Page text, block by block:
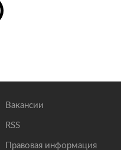
Вакансии
RSS
Правовая информация